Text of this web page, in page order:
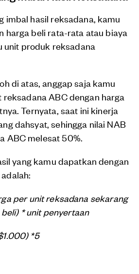
imbal hasil reksadana, kamu
harga beli rata-rata atau biaya
unit produk reksadana
di atas, anggap saja kamu
ABC dengan harga
Ternyata, saat ini kinerja
dahsyat, sehingga nilai NAB
ABC melesat 50%.
yang kamu dapatkan dengan
unit reksadana sekarang
* unit penyertaan
*5